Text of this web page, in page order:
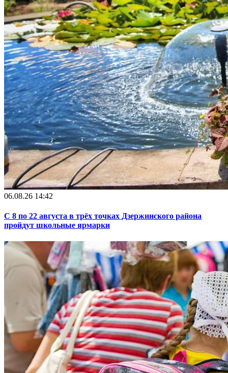
06.08.26 14:42
С 8 по 22 августа в трёх точках Дзержинского района
пройдут школьные ярмарки